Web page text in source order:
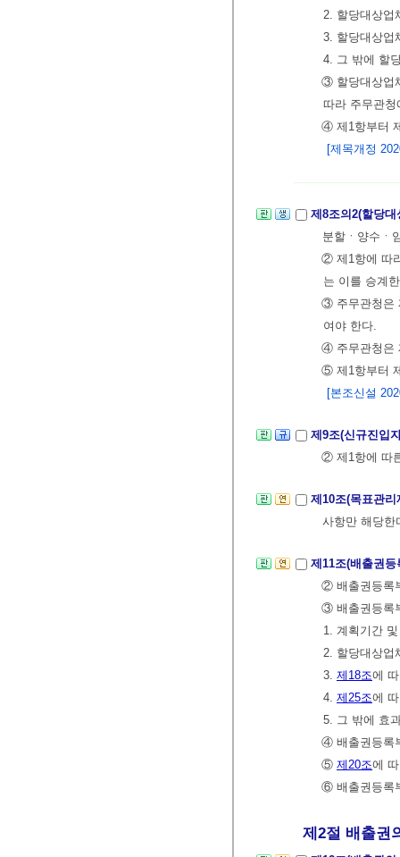
2. 할당대상업
3. 할당대상업
4. 그 밖에 할
③ 할당대상업
따라 주무관
④ 제1항부터
[제목개정
제8조의2(할당
분할ㆍ양수ㆍ
② 제1항에 따
는 이를 승계
③ 주무관청은
여야 한다.
④ 주무관청은
⑤ 제1항부터
[본조신설
제9조(신규진입
② 제1항에 따
제10조(목표관
사항만 해당
제11조(배출권
② 배출권등록
③ 배출권등록
1. 계획기간
2. 할당대상업
3. 제18조에
4. 제25조에
5. 그 밖에 효
④ 배출권등록
⑤ 제20조에
⑥ 배출권등록
제2절 배출권